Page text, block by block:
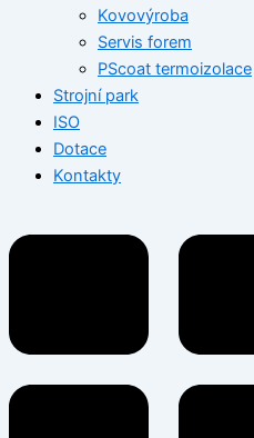
Kovovýroba
Servis forem
PScoat termoizolace
Strojní park
ISO
Dotace
Kontakty